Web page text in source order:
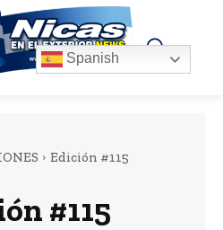
Edición #115
#115
Spanish